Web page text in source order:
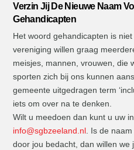
Verzin Jij De Nieuwe Naam
Gehandicapten
Het woord gehandicapten is
vereniging willen graag
meisjes, mannen, vrouwen, die
sporten zich bij ons kunnen
gemeente uitgedragen term
iets om over na te denken.
Wilt u meedoen dan kunt u uw
info@sgbzeeland.nl . Is de
door jou bedacht, dan willen